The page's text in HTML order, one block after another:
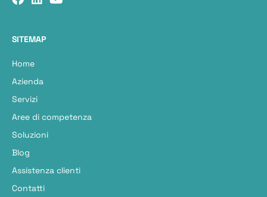
SITEMAP
Home
Azienda
Servizi
Aree di competenza
Soluzioni
Blog
Assistenza clienti
Contatti